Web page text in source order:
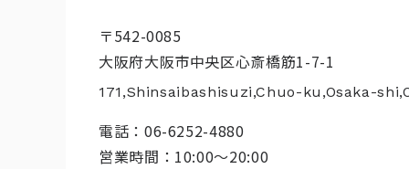
〒542-0085
大阪府大阪市中央区心斎橋筋1-7-1
171,Shinsaibashisuzi,Chuo-ku,Osaka-
電話： 06-6252-4880
営業時間：10:00～20:00